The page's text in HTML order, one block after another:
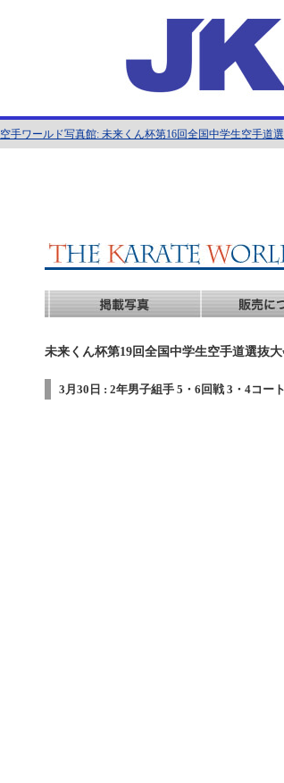
空手ワールド写真館: 未来くん杯第16回全国中学生空手道
未来くん杯第19回全国中学生空手道選抜
3月30日 : 2年男子組手 5・6回戦 3・4コート